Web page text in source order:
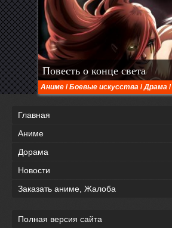
Повесть о конце света
Аниме /Боевые искусства /Драма /
Главная
Аниме
Дорама
Новости
Заказать аниме, Жалоба
Полная версия сайта